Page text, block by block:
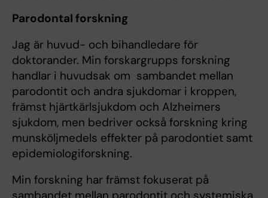
Parodontal forskning
Jag är huvud- och bihandledare för
doktorander. Min forskargrupps forskning
handlar i huvudsak om sambandet mellan
parodontit och andra sjukdomar i kroppen,
främst hjärtkärlsjukdom och Alzheimers
sjukdom, men bedriver också forskning kring
munsköljmedels effekter på parodontiet samt
epidemiologiforskning.
Min forskning har främst fokuserat på